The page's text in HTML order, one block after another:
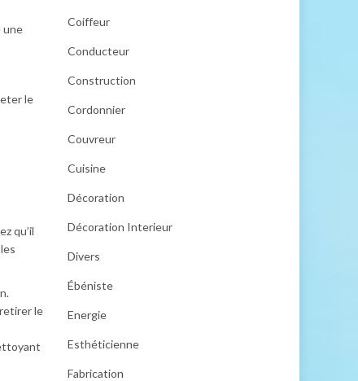
une
le
qu’il
le
Coiffeur
Conducteur
Construction
Cordonnier
Couvreur
Cuisine
Décoration
Décoration Interieur
Divers
Ébéniste
Energie
Esthéticienne
Fabrication